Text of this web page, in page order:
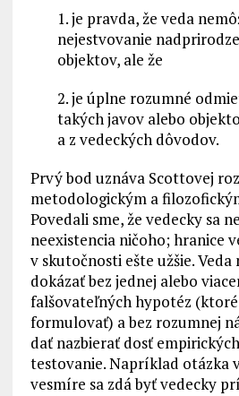
1. je pravda, že veda
nejestvovanie
objektov, ale že
2. je úplne rozumné
takých javov alebo
a z vedeckých dôvodov.
Prvý bod uznáva Scottovej
metodologickým a
Povedali sme, že vedecky sa
neexistencia ničoho; hranice
v skutočnosti ešte užšie. Veda
dokázať bez jednej alebo
falšovateľných hypotéz
formulovať) a bez rozumnej
dať nazbierať dosť
testovanie. Napríklad otázka
vesmíre sa zdá byť vedecky